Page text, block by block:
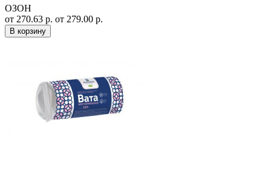
ОЗОН
от 270.63 р. от 279.00 р.
В корзину